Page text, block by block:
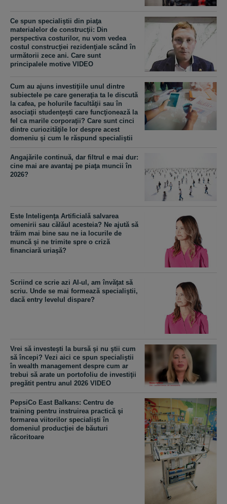
Ce spun specialiştii din piaţa
materialelor de construcţii: Din
perspectiva costurilor, nu vom vedea
costul construcţiei rezidenţiale scând în
următorii zece ani. Care sunt
principalele motive VIDEO
Cum au ajuns investiţiile unul dintre
subiectele pe care generaţia ta le discută
la cafea, pe holurile facultăţii sau în
asociaţii studenţeşti care funcţionează la
fel ca marile corporaţii? Care sunt cinci
dintre curiozităţile lor despre acest
domeniu şi cum le răspund specialiştii
Angajările continuă, dar filtrul e mai dur:
cine mai are avantaj pe piaţa muncii în
2026?
Este Inteligenţa Artificială salvarea
omenirii sau călăul acesteia? Ne ajută să
trăim mai bine sau ne ia locurile de
muncă şi ne trimite spre o criză
financiară uriaşă?
Scriind ce scrie azi AI-ul, am învăţat să
scriu. Unde se mai formează specialiştii,
dacă entry levelul dispare?
Vrei să investeşti la bursă şi nu ştii cum
să începi? Vezi aici ce spun specialiştii
în wealth management despre cum ar
trebui să arate un portofoliu de investiţii
pregătit pentru anul 2026 VIDEO
PepsiCo East Balkans: Centru de
training pentru instruirea practică şi
formarea viitorilor specialişti în
domeniul producţiei de băuturi
răcoritoare